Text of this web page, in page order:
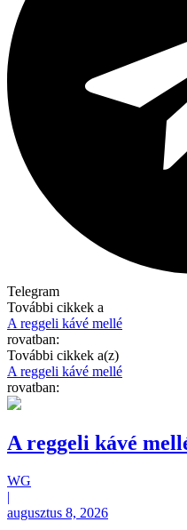
Telegram
További cikkek a
A reggeli kávé mellé
rovatban:
További cikkek a(z)
A reggeli kávé mellé
rovatban:
A reggeli kávé
WG
|
augusztus 8, 2026